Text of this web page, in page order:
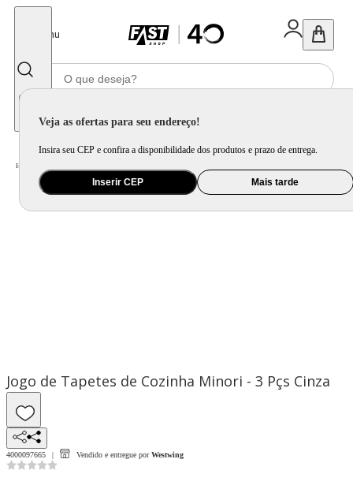
Menu
Veja as ofertas para seu endereço!
Insira seu CEP e confira a disponibilidade dos produtos e prazo de entrega.
Inserir CEP Mais tarde
Home
Jogo de Tapetes de Cozinha Minori - 3 Pçs Cinza
4000097665 Vendido e entregue por Westwing